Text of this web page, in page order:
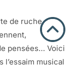
de ruche, un
pensées… Voici
l’essaim musical